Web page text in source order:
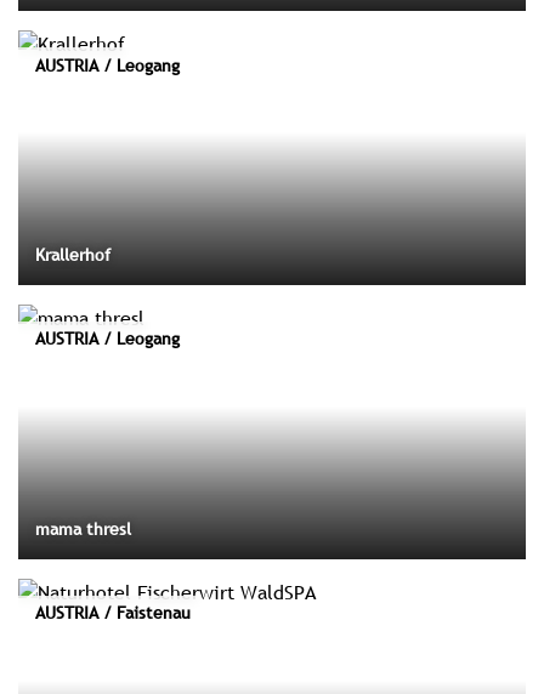
AUSTRIA / Leogang
Krallerhof
AUSTRIA / Leogang
mama thresl
AUSTRIA / Faistenau